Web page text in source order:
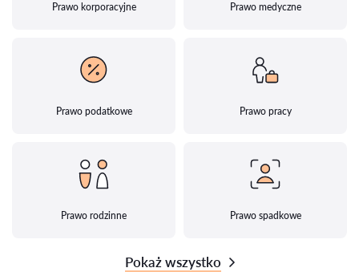
Prawo korporacyjne Prawo medyczne
Prawo podatkowe Prawo pracy
Prawo rodzinne Prawo spadkowe
Pokaż wszystko